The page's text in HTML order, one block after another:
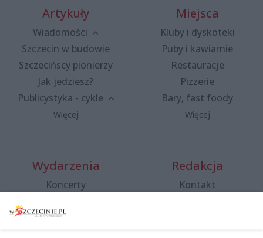
Artykuły
Wiadomości
Szczecin w budowie
Szczecińscy pionierzy
Jak jedziesz?
Publicystyka - cykle
Więcej
Miejsca
Kluby i dyskoteki
Puby i kawiarnie
Restauracje
Pizzerie
Bary, fast foody
Więcej
Wydarzenia
Koncerty
Spacery i oprowadzania
Redakcja
Kontakt